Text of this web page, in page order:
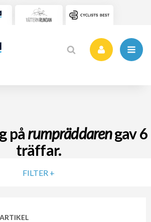
pårumpräddarengav6
träffar.
FILTER +